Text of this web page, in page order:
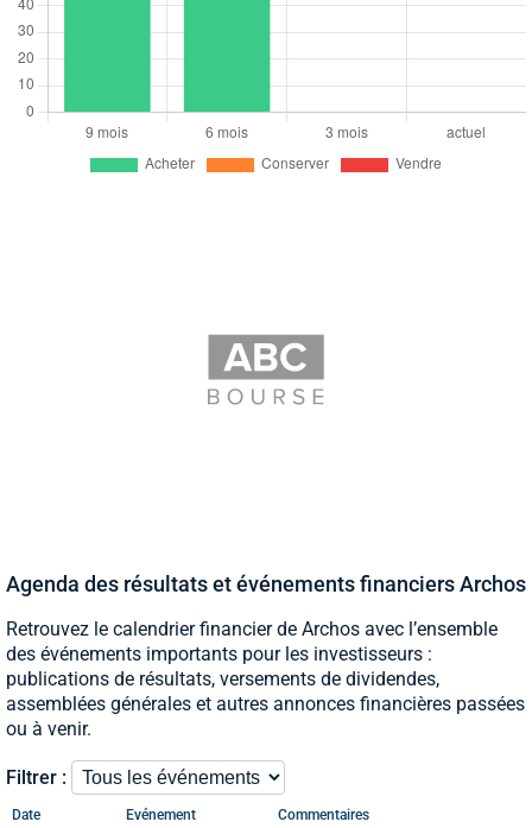
Agenda des résultats et événements financiers Archos
Retrouvez le calendrier financier de Archos avec l’ensemble
des événements importants pour les investisseurs :
publications de résultats, versements de dividendes,
assemblées générales et autres annonces financières passées
ou à venir.
Filtrer :
Date Evénement Commentaires